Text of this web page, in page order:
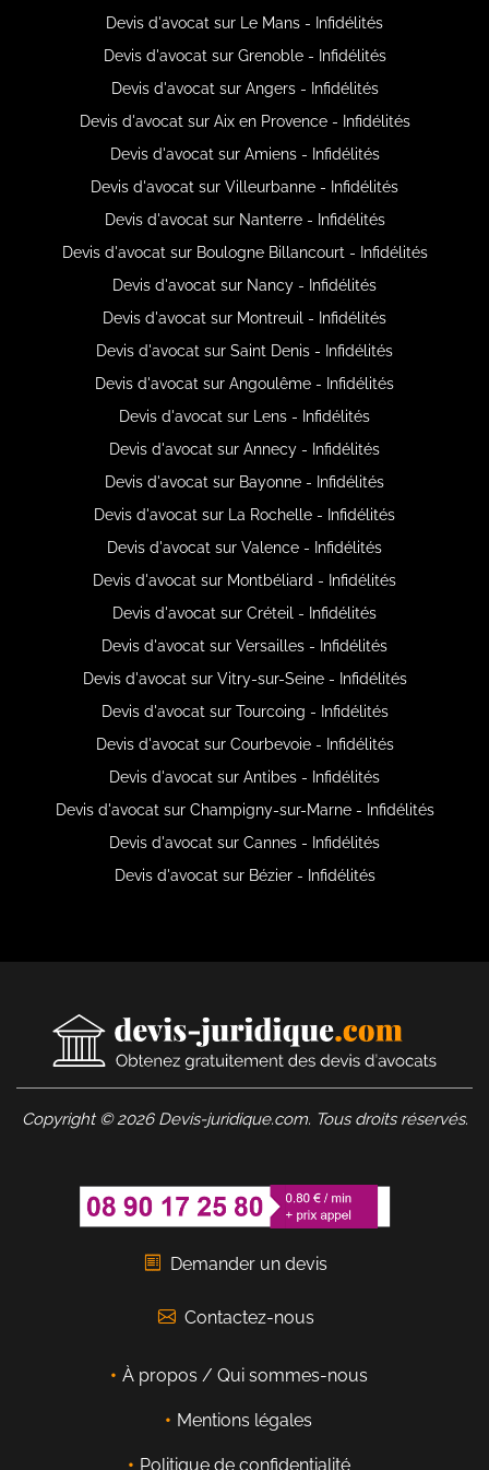
Devis d'avocat sur Le Mans - Infidélités
Devis d'avocat sur Grenoble - Infidélités
Devis d'avocat sur Angers - Infidélités
Devis d'avocat sur Aix en Provence - Infidélités
Devis d'avocat sur Amiens - Infidélités
Devis d'avocat sur Villeurbanne - Infidélités
Devis d'avocat sur Nanterre - Infidélités
Devis d'avocat sur Boulogne Billancourt - Infidélités
Devis d'avocat sur Nancy - Infidélités
Devis d'avocat sur Montreuil - Infidélités
Devis d'avocat sur Saint Denis - Infidélités
Devis d'avocat sur Angoulême - Infidélités
Devis d'avocat sur Lens - Infidélités
Devis d'avocat sur Annecy - Infidélités
Devis d'avocat sur Bayonne - Infidélités
Devis d'avocat sur La Rochelle - Infidélités
Devis d'avocat sur Valence - Infidélités
Devis d'avocat sur Montbéliard - Infidélités
Devis d'avocat sur Créteil - Infidélités
Devis d'avocat sur Versailles - Infidélités
Devis d'avocat sur Vitry-sur-Seine - Infidélités
Devis d'avocat sur Tourcoing - Infidélités
Devis d'avocat sur Courbevoie - Infidélités
Devis d'avocat sur Antibes - Infidélités
Devis d'avocat sur Champigny-sur-Marne - Infidélités
Devis d'avocat sur Cannes - Infidélités
Devis d'avocat sur Bézier - Infidélités
Copyright © 2026 Devis-juridique.com. Tous droits réservés.
Demander un devis
Contactez-nous
À propos / Qui sommes-nous
Mentions légales
Politique de confidentialité